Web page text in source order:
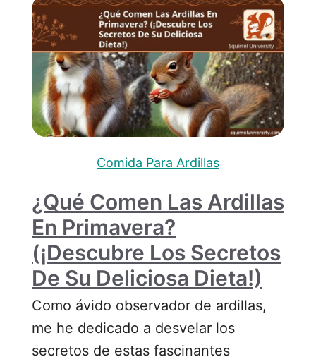
Comida Para Ardillas
¿Qué Comen Las Ardillas
En Primavera?
(¡Descubre Los Secretos
De Su Deliciosa Dieta!)
Como ávido observador de ardillas,
me he dedicado a desvelar los
secretos de estas fascinantes